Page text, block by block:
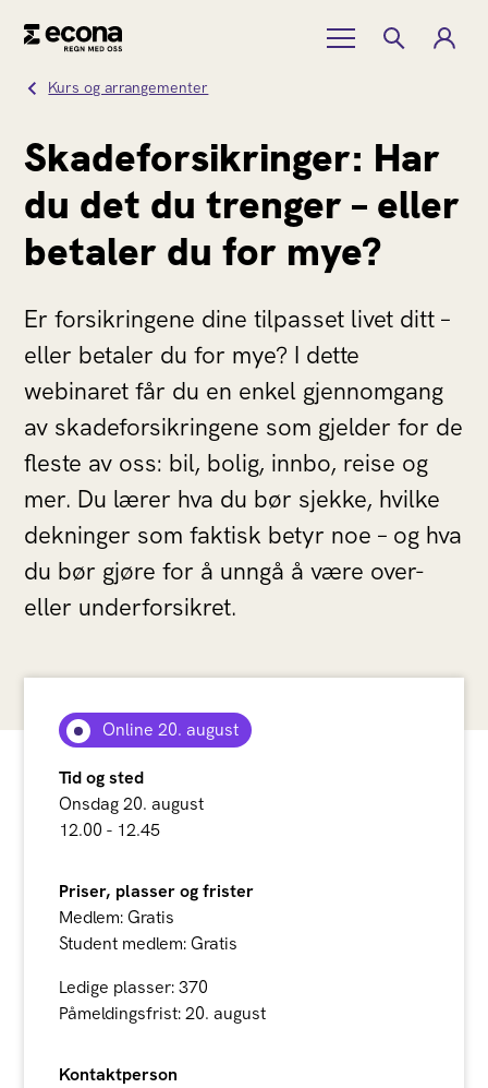
Kurs og arrangementer
Skadeforsikringer: Har
du det du trenger – eller
betaler du for mye?
Er forsikringene dine tilpasset livet ditt –
eller betaler du for mye? I dette
webinaret får du en enkel gjennomgang
av skadeforsikringene som gjelder for de
fleste av oss: bil, bolig, innbo, reise og
mer. Du lærer hva du bør sjekke, hvilke
dekninger som faktisk betyr noe – og hva
du bør gjøre for å unngå å være over-
eller underforsikret.
Online 20. august
Tid og sted
Onsdag 20. august
12.00 - 12.45
Priser, plasser og frister
Medlem: Gratis
Student medlem: Gratis
Ledige plasser: 370
Påmeldingsfrist: 20. august
Kontaktperson